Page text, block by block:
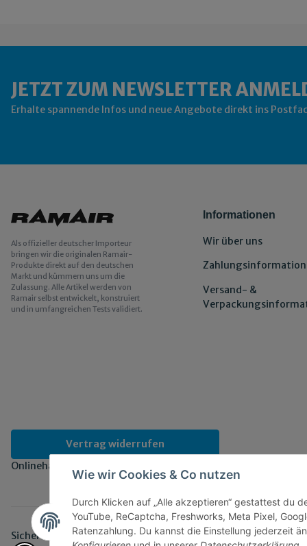
Wie wir Cookies & Co nutzen
Durch Klicken auf „Alle akzeptieren“ gestattest du
YouTube, ReCaptcha, Freshworks, Meta Pixel,
Ratenzahlung. Du kannst die Einstellung jederzeit
JETZT ZUM NEWSLETTER
Erhalte spannende Infos und neue Angebote direkt ins
Als offizieller deutscher Importeur
bringen wir die originalen Ramair-
Produkte direkt auf den deutschen
Markt und kümmern uns um die
Zulassung. Alle Artikel werden von
Ramair selbst entwickelt, konstruiert
und in umfangreichen Tests validiert.
Informationen
Wir über uns
Versand- &
Vertrag widerrufen
Onlinehandel basiert auf Vertrauen:
Sicher bezahlen via: